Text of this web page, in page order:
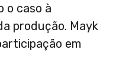
o caso à
produção. Mayk
em